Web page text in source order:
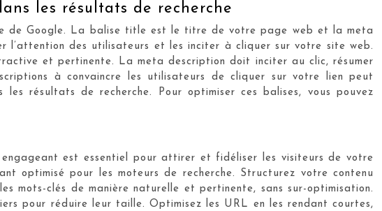
les résultats de recherche
de Google. La balise title est le titre de votre page web et la meta
l’attention des utilisateurs et les inciter à cliquer sur votre site web.
et pertinente. La meta description doit inciter au clic, résumer
à convaincre les utilisateurs de cliquer sur votre lien peut
résultats de recherche. Pour optimiser ces balises, vous pouvez
est essentiel pour attirer et fidéliser les visiteurs de votre
optimisé pour les moteurs de recherche. Structurez votre contenu
clés de manière naturelle et pertinente, sans sur-optimisation.
pour réduire leur taille. Optimisez les URL en les rendant courtes,